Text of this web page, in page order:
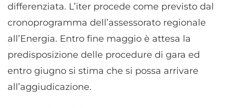
differenziata. L’iter procede come previsto dal
cronoprogramma dell’assessorato regionale
all’Energia. Entro fine maggio è attesa la
predisposizione delle procedure di gara ed
entro giugno si stima che si possa arrivare
all’aggiudicazione.